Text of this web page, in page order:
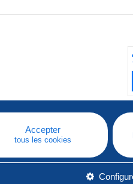
Accepter
tous les cookies